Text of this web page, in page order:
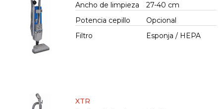
Ancho de limpieza
27-40 cm
Potencia cepillo
Opcional
Filtro
Esponja / HEPA
XTR